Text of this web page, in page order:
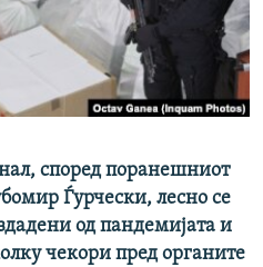
според поранешниот
Ѓурчески, лесно се
од пандемијата и
чекори пред органите